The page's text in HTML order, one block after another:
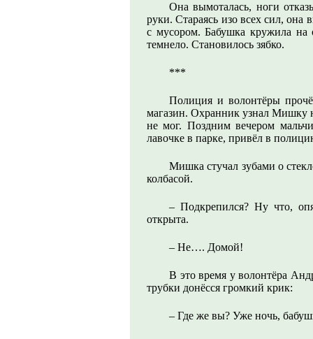
Она вымоталась, ноги
руки. Стараясь изо всех сил, она
с мусором. Бабушка кружила на
темнело. Становилось зябко.
***
Полиция и волонтёры
магазин. Охранник узнал Мишку
не мог. Поздним вечером
лавочке в парке, привёл в
Мишка стучал зубами о
колбасой.
– Подкрепился? Ну что,
открыта.
– Не…. Домой!
В это время у волонтёра
трубки донёсся громкий крик:
– Где же вы? Уже ночь,